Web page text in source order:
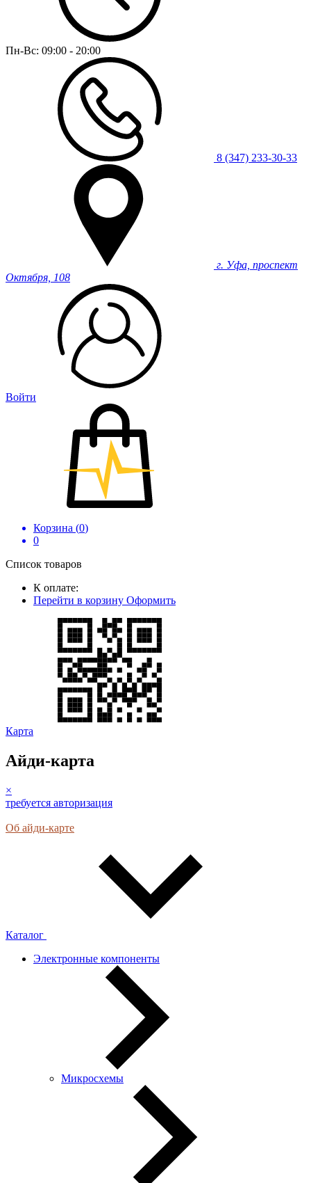
Пн-Вс: 09:00 - 20:00
8 (347) 233-30-33
г. Уфа, проспект
Октября, 108
Войти
Корзина (0)
0
Список товаров
К оплате:
Перейти в корзину Оформить
Карта
Айди-карта
×
требуется авторизация
Об айди-карте
Каталог
Электронные компоненты
Микросхемы